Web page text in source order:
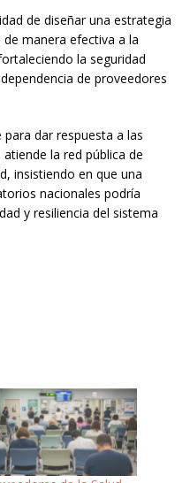
de diseñar una estrategia
manera efectiva a la
la seguridad
de proveedores
dar respuesta a las
la red pública de
insistiendo en que una
nacionales podría
y resiliencia del sistema